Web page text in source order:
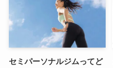
セミパーソナルジムってど